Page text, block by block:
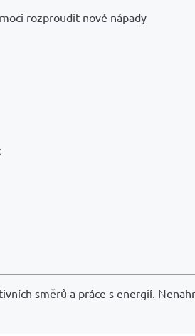
rozproudit nové nápady
směrů a práce s energií.